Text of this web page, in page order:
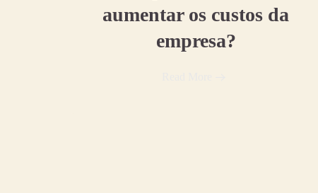
aumentar os custos da
empresa?